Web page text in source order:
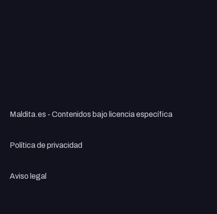
Maldita.es - Contenidos bajo licencia específica
Política de privacidad
Aviso legal